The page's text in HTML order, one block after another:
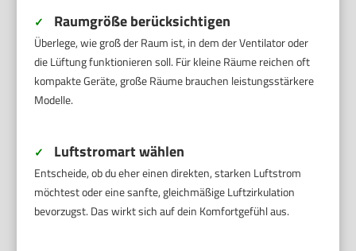
✓ Raumgröße berücksichtigen
Überlege, wie groß der Raum ist, in dem der Ventilator oder
die Lüftung funktionieren soll. Für kleine Räume reichen oft
kompakte Geräte, große Räume brauchen leistungsstärkere
Modelle.
✓ Luftstromart wählen
Entscheide, ob du eher einen direkten, starken Luftstrom
möchtest oder eine sanfte, gleichmäßige Luftzirkulation
bevorzugst. Das wirkt sich auf dein Komfortgefühl aus.